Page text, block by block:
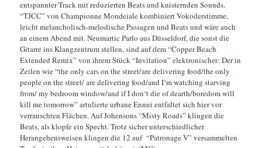
entspannter Track mit reduzierten Beats und knisternden Sounds.
“TJCC” von Championne Mondeiale kombiniert Vokoderstimme,
leicht melancholisch-melodische Passagen und Beats und wäre auch
an einem Abend mit. Neumartic Parlo aus Düsseldorf, die sonst die
Gitarre ins Klangzentrum stellen, sind auf dem “Copper Beach
Extended Remix” von ihrem Stück “Invitation” elektronischer: Der in
Zeilen wie “the only cars on the street/are delivering food/the only
people on the street/ are delivering food/and I‘m watching starving
from/ my bedroom window/and if I don‘t die of dearth/boredom will
kill me tomorrow” artulierte urbane Ennui entfaltet sich hier vor
verrauschten Flächen. Auf Johensons “Misty Roads” klingen die
Beats, als klopfe ein Specht. Trotz sicher unterschiedlicher
Herangehensweisen klingen die 12 auf “Patronage V” versammelten